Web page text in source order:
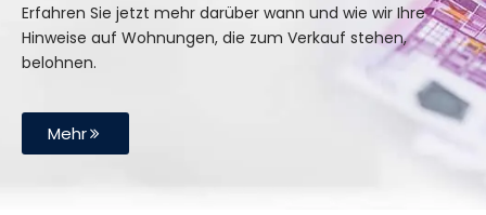
Erfahren Sie jetzt mehr darüber wann und wie wir Ihre
Hinweise auf Wohnungen, die zum Verkauf stehen,
belohnen.
Mehr